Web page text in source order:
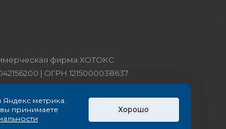
фирма ХОТОКС
| ОГРН 1215000038637
Яндекс метрика.
принимаете
Хорошо